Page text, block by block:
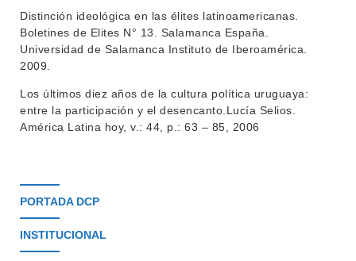
PORTADA DCP
INSTITUCIONAL
Distinción ideológica en las élites latinoamericanas.
Boletines de Elites N° 13. Salamanca España.
Universidad de Salamanca Instituto de Iberoamérica.
2009.
Los últimos diez años de la cultura política uruguaya:
entre la participación y el desencanto.Lucía Selios.
América Latina hoy, v.: 44, p.: 63 – 85, 2006